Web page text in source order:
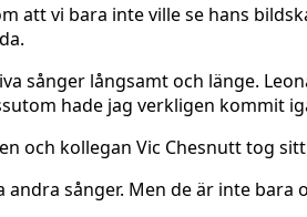
att vi bara inte ville se hans
sånger långsamt och länge.
hade jag verkligen kommit
och kollegan Vic Chesnutt tog
sånger. Men de är inte